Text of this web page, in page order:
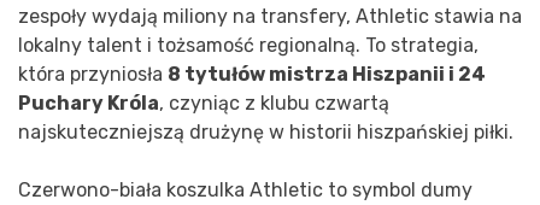
zespoły wydają miliony na transfery, Athletic stawia na
lokalny talent i tożsamość regionalną. To strategia,
która przyniosła 8 tytułów mistrza Hiszpanii i 24
Puchary Króla, czyniąc z klubu czwartą
najskuteczniejszą drużynę w historii hiszpańskiej piłki.
Czerwono-biała koszulka Athletic to symbol dumy